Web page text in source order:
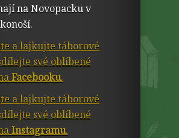
na Novopacku v
a lajkujte táborové
své oblíbené
Facebooku.
a lajkujte táborové
své oblíbené
Instagramu.